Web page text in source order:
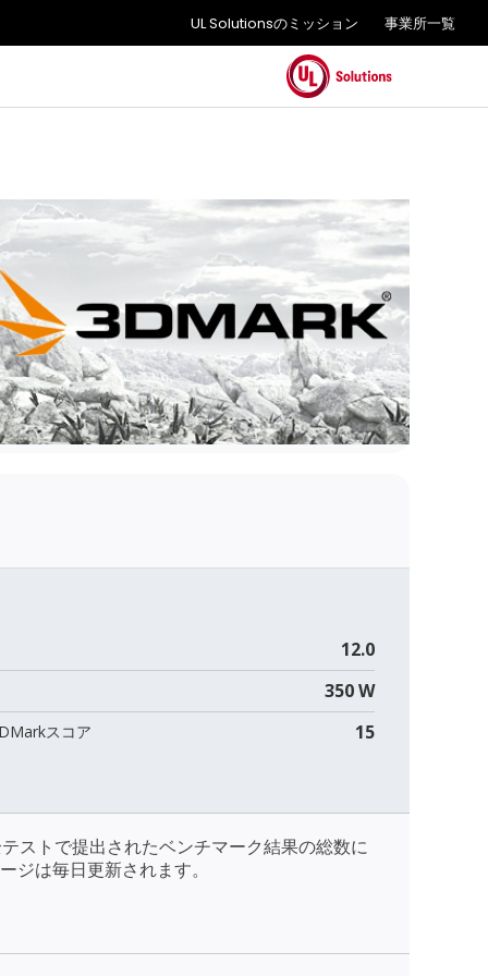
UL Solutionsのミッション 事業所一覧
12.0
350 W
スコア 15
ストで提出されたベンチマーク結果の総数に
ジは毎日更新されます。